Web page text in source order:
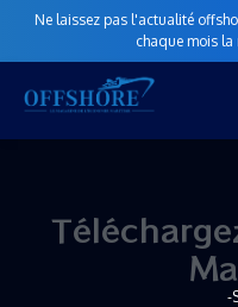
Ne laissez pas l'actualité
chaque mois la
-